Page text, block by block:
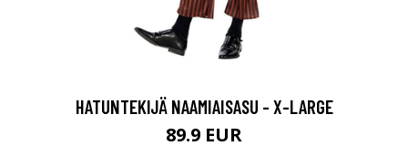
HATUNTEKIJÄ NAAMIAISASU - X-LARGE
89.9 EUR